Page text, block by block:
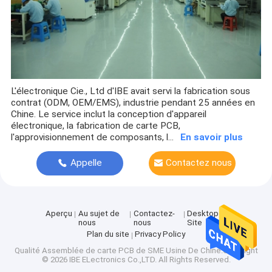
L'électronique Cie., Ltd d'IBE avait servi la fabrication sous
contrat (ODM, OEM/EMS), industrie pendant 25 années en
Chine. Le service inclut la conception d'appareil
électronique, la fabrication de carte PCB,
l'approvisionnement de composants, l...
En savoir plus
Appelle Contactez nous
Aperçu
Au sujet de
nous
Contactez-
nous
Desktop
Site
Plan du site
Privacy Policy
Qualité Assemblée de carte PCB de SMEUsine De Chine.Copyright
© 2026 IBE ELectronics Co.,LTD. All Rights Reserved.